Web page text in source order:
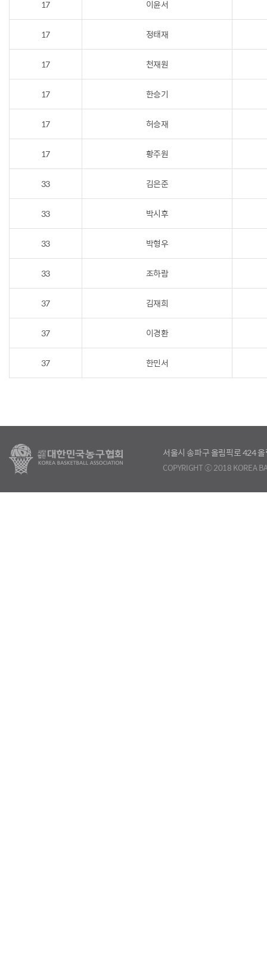
17 이윤서
17 정태재
17 천재원
17 한승기
17 허승재
17 황주원
33 김은준
33 박시후
33 박형우
33 조하람
37 김재희
37 이경환
37 한민서
서울시 송파구 올림픽로 424
COPYRIGHT ⓒ 2018 KOREA